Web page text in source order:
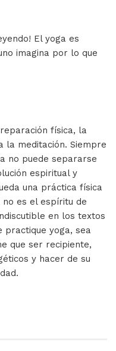
El yoga es
imagina por lo que
física, la
la meditación. Siempre
no puede separarse
espiritual y
una práctica física
es el espíritu de
en los textos
practique yoga, sea
que ser recipiente,
y hacer de su